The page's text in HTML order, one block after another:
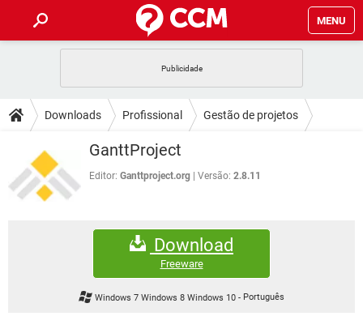
MENU
CELULAR FACEBOOK
OUTLOOK
INSTAGRAM GMAIL
GUIA DE COMPRAS
DICAS
JOGOS
CELULAR
OUTLOOK
JOGOS WHATSAPP
CELULAR
EXCEL
GMAIL
FÓRUM
FACEBOOK
EXCEL
GMAIL
WHATSAPP
Downloads Profissional Gestão de projetos
GanttProject
Editor: Ganttproject.org Versão: 2.8.11
Download
Freeware
Windows 7 Windows 8 Windows 10- Português